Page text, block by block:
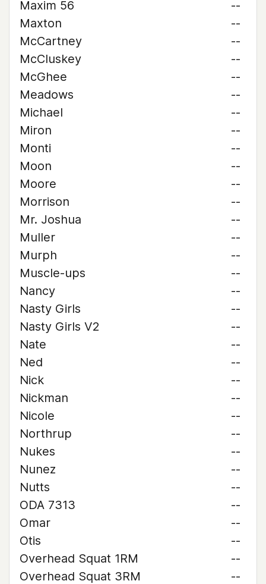
Maxim 56
--
Maxton
--
McCartney
--
McCluskey
--
McGhee
--
Meadows
--
Michael
--
Miron
--
Monti
--
Moon
--
Moore
--
Morrison
--
Mr. Joshua
--
Muller
--
Murph
--
Muscle-ups
--
Nancy
--
Nasty Girls
--
Nasty Girls V2
--
Nate
--
Ned
--
Nick
--
Nickman
--
Nicole
--
Northrup
--
Nukes
--
Nunez
--
Nutts
--
ODA 7313
--
Omar
--
Otis
--
Overhead Squat 1RM
--
Overhead Squat 3RM
--